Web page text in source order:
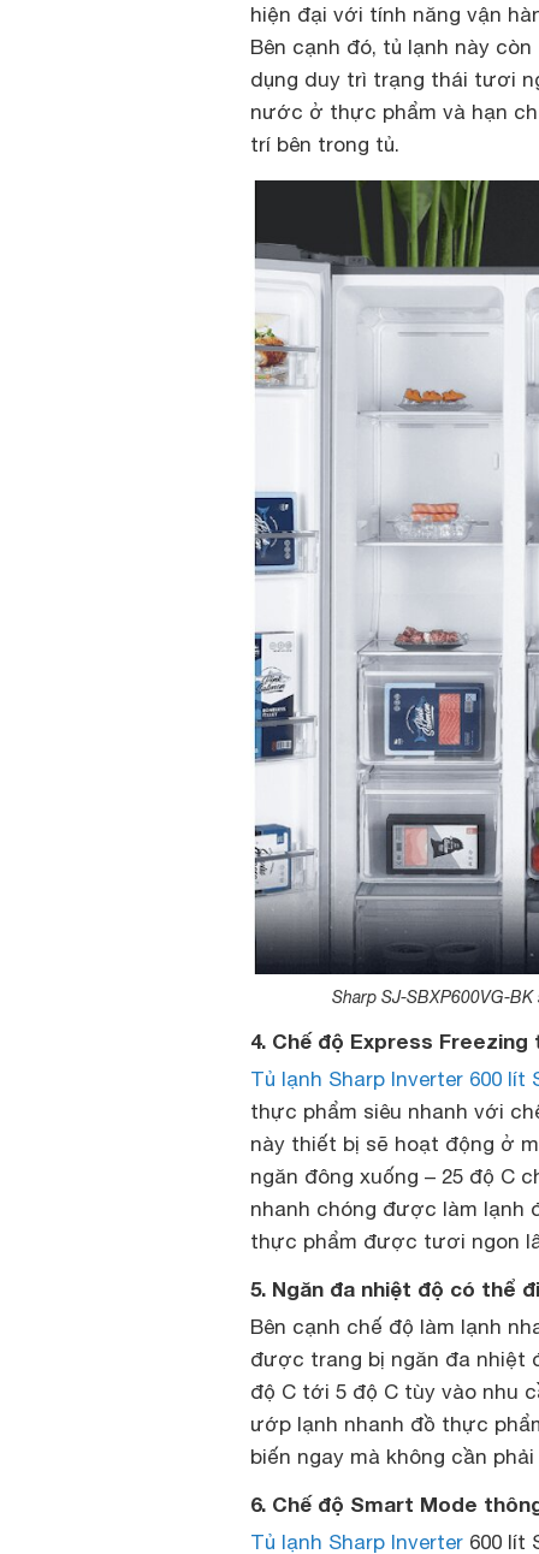
hiện đại với tính năng vận
Bên cạnh đó, tủ lạnh này
dụng duy trì trạng thái tươi
nước ở thực phẩm và hạn
trí bên trong tủ.
Sharp SJ-SBXP600VG-
4. Chế độ Express
Tủ lạnh Sharp Inverter 600 lít
thực phẩm siêu nhanh với
này thiết bị sẽ hoạt động ở
ngăn đông xuống – 25 độ C
nhanh chóng được làm lạnh
thực phẩm được tươi ngon
5. Ngăn đa nhiệt độ có thể
Bên cạnh chế độ làm lạnh
được trang bị ngăn đa nhiệt
độ C tới 5 độ C tùy vào nhu
ướp lạnh nhanh đồ thực
biến ngay mà không cần
6. Chế độ Smart Mode
Tủ lạnh Sharp Inverter 600 lít